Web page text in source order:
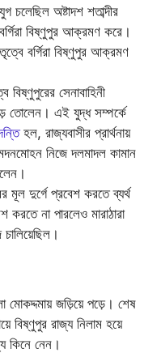
অষ্টাদশ শতাব্দীর
বিষ্ণুপুর আক্রমণ করে।
বর্গিরা বিষ্ণুপুর আক্রমণ
সেনাবাহিনী
তোলেন। এই যুদ্ধ সম্পর্কে
হল, রাজ্যবাসীর প্রার্থনায়
নিজে দলমাদল কামান
মূল দুর্গে প্রবেশ করতে ব্যর্থ
করতে না পারলেও মারাঠারা
মোকদ্দমায় জড়িয়ে পড়ে। শেষ
বিষ্ণুপুর রাজ্য নিলাম হয়ে
কিনে নেন।